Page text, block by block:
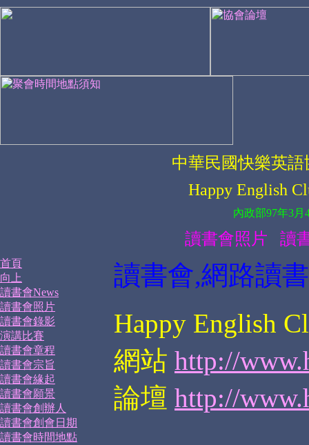
中華民國快樂英語
Happy English
內政部97年3月
讀書會照片 讀
首頁
向上
讀書會News
讀書會照片
讀書會錄影
演講比賽
讀書會章程
讀書會宗旨
讀書會緣起
讀書會願景
讀書會創辦人
讀書會創會日期
讀書會時間地點
讀書會,網路讀
Happy English
網站 http://
論壇 http://